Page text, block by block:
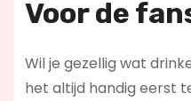
Voor de
Wil je gezellig wat
het altijd handig eerst